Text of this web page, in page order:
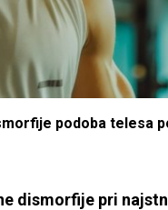
podoba telesa
dismorfije pri